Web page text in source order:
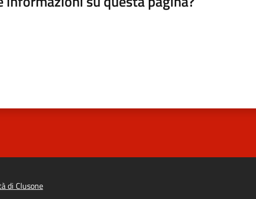
di Clusone